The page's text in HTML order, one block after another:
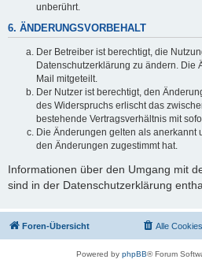
unberührt.
6. ÄNDERUNGSVORBEHALT
Der Betreiber ist berechtigt, die
Datenschutzerklärung zu ändern. Die
Mail mitgeteilt.
Der Nutzer ist berechtigt, den
des Widerspruchs erlischt das
bestehende Vertragsverhältnis mit
Die Änderungen gelten als anerkannt
den Änderungen zugestimmt hat.
Informationen über den Umgang mit
sind in der Datenschutzerklärung
Foren-Übersicht Alle
Powered by phpBB® Forum